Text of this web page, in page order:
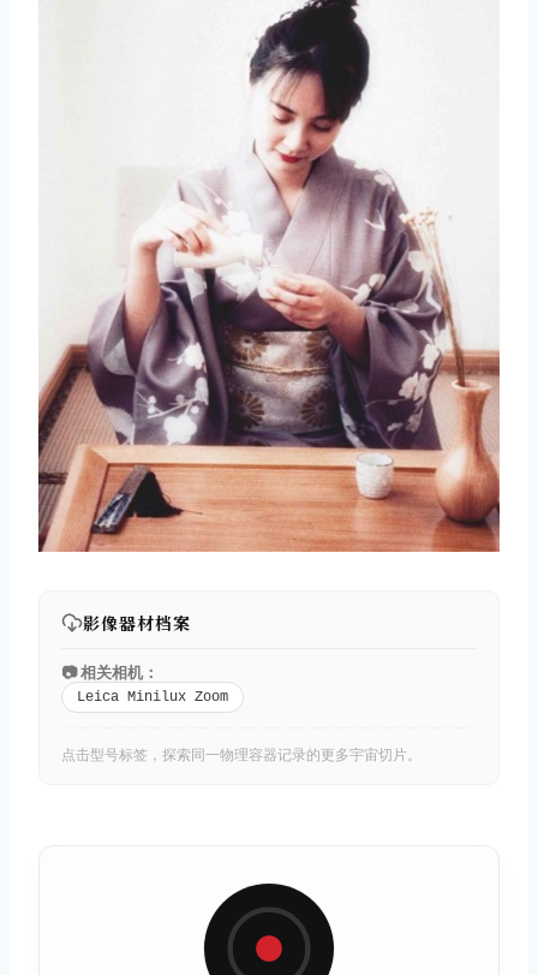
影像器材档案
📷 相关相机：
Leica Minilux Zoom
点击型号标签，探索同一物理容器记录的更多宇宙切片。